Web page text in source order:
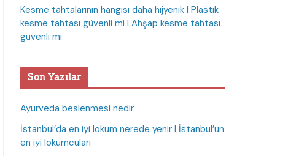
Kesme tahtalarının hangisi daha hijyenik I Plastik
kesme tahtası güvenli mi I Ahşap kesme tahtası
güvenli mi
Son Yazılar
Ayurveda beslenmesi nedir
İstanbul’da en iyi lokum nerede yenir I İstanbul’un
en iyi lokumcuları